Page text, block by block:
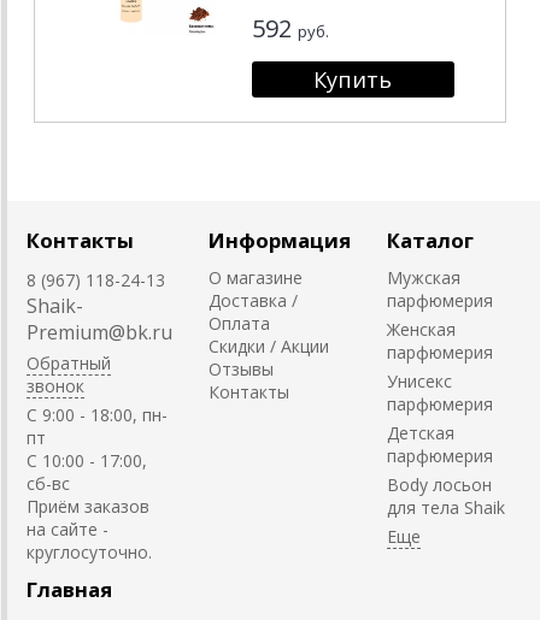
592 руб.
Контакты
8 (967) 118-24-13
Shaik-
Premium@bk.ru
Обратный
звонок
C 9:00 - 18:00, пн-
пт
С 10:00 - 17:00,
сб-вс
Приём заказов
на сайте -
круглосуточно.
Информация
О магазине
Доставка /
Оплата
Скидки / Акции
Отзывы
Контакты
Каталог
Мужская
парфюмерия
Женская
парфюмерия
Унисекс
парфюмерия
Детская
парфюмерия
Body лосьон
для тела Shaik
Главная